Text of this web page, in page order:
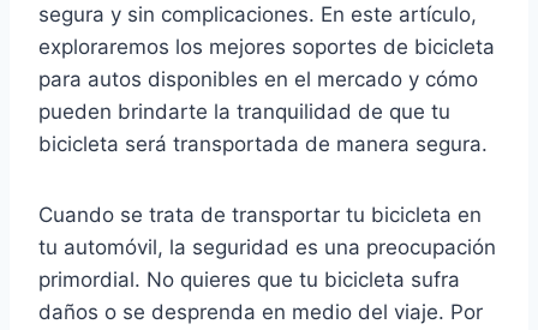
segura y sin complicaciones. En este artículo,
exploraremos los mejores soportes de bicicleta
para autos disponibles en el mercado y cómo
pueden brindarte la tranquilidad de que tu
bicicleta será transportada de manera segura.
Cuando se trata de transportar tu bicicleta en
tu automóvil, la seguridad es una preocupación
primordial. No quieres que tu bicicleta sufra
daños o se desprenda en medio del viaje. Por